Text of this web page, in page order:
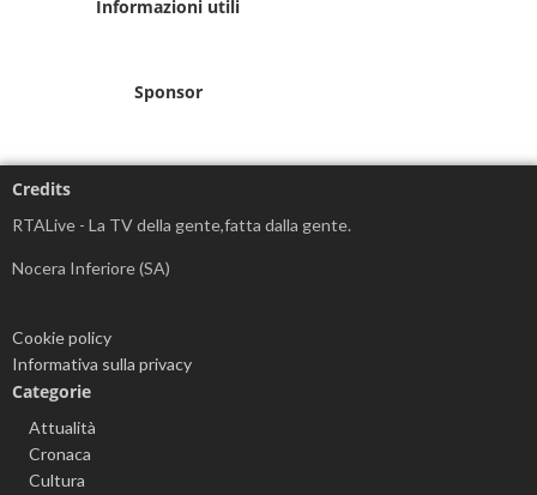
Informazioni utili
Sponsor
Credits
RTALive - La TV della gente,fatta dalla gente.
Nocera Inferiore (SA)
Cookie policy
Informativa sulla privacy
Categorie
Attualità
Cronaca
Cultura